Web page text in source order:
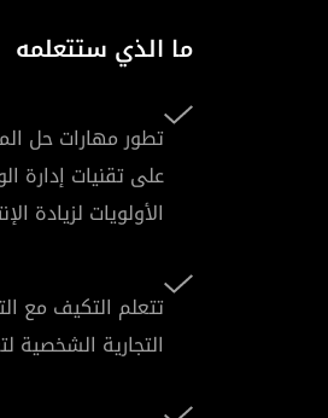
ما الذي ستتعلمه
تطور مهارات حل
على تقنيات إدارة
الأولويات لزيادة
تتعلم التكيف مع
التجارية الشخصية